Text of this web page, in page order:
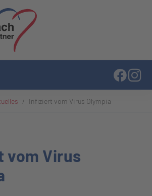
Infiziert vom Virus Olympia
vom Virus